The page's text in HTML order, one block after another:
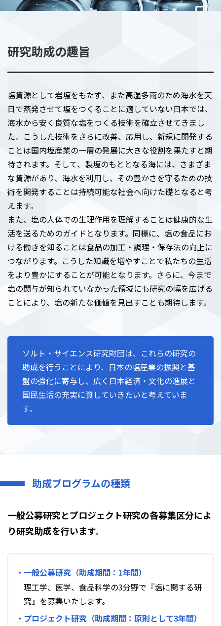
研究助成の趣旨
塩資源として岩塩をもたず、また高湿多雨のため海水を天
日で蒸発させて塩をつくることに適していない日本では、
海水から安く良質な塩をつくる技術を確立させてきまし
た。こうした技術をさらに改善、応用し、新規に開発する
ことは国内塩産業の一層の発展に大きな役割を果たすと期
待されます。そして、製塩のもととなる海には、さまざま
な資源があり、海水を利用し、その豊かさを守るための技
術を開発することは持続可能な社会へ向けた礎となると考
えます。
また、塩の人体での生理作用を理解することは健康的な生
活を送るためのガイドとなります。同様に、塩の食品にお
ける働きを知ることは食品の加工・調理・保存法の向上に
つながります。こうした知識を増やすことで私たちの生活
をより豊かにすることが可能となります。さらに、今まで
塩の関与が知られていなかった領域にも研究の幅を広げる
ことにより、塩の新たな価値を見出すことも期待します。
ソルト・サイエンス研究財団は、これらの研究の
助成を行うことにより、日本の塩産業の振興と基
盤の強化に寄与し、広く日本経済・文化の進展と
国民生活の充実に資していきたいと考えていま
す。
助成プログラムの種類
一般公募研究とプロジェクト研究の各募集区分によ
り研究助成を行います。
・一般公募研究（助成期間：1年間）
理工学、医学、食品科学の3分野で『塩に関する研
究』を募集いたします。
・プロジェクト研究（助成期間：原則として3年間）